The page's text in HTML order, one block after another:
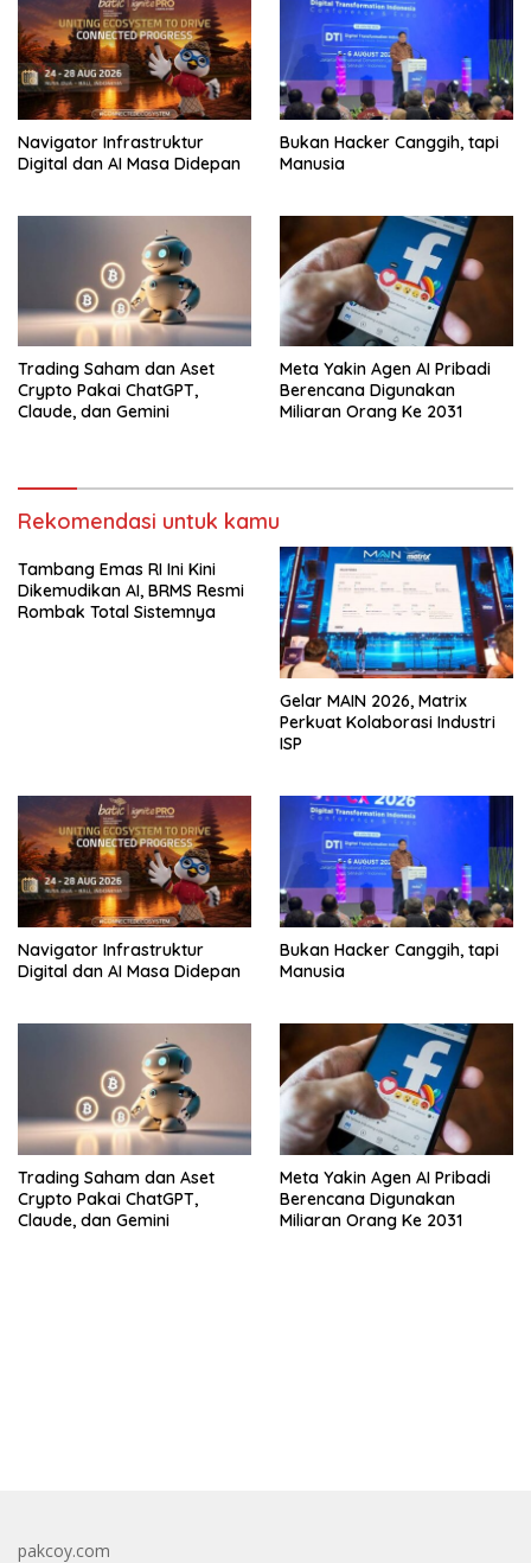
Navigator Infrastruktur
Digital dan AI Masa Didepan
Bukan Hacker Canggih, tapi
Manusia
Trading Saham dan Aset
Crypto Pakai ChatGPT,
Claude, dan Gemini
Meta Yakin Agen AI Pribadi
Berencana Digunakan
Miliaran Orang Ke 2031
Rekomendasi untuk kamu
Tambang Emas RI Ini Kini
Dikemudikan AI, BRMS Resmi
Rombak Total Sistemnya
Gelar MAIN 2026, Matrix
Perkuat Kolaborasi Industri
ISP
Navigator Infrastruktur
Digital dan AI Masa Didepan
Bukan Hacker Canggih, tapi
Manusia
Trading Saham dan Aset
Crypto Pakai ChatGPT,
Claude, dan Gemini
Meta Yakin Agen AI Pribadi
Berencana Digunakan
Miliaran Orang Ke 2031
pakcoy.com